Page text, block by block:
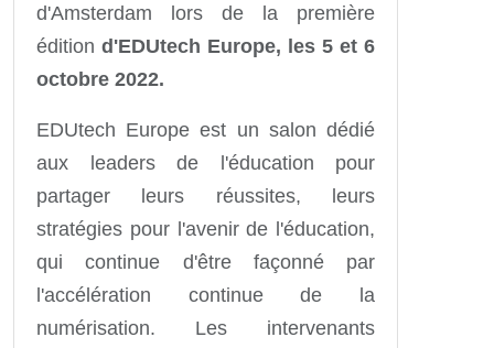
d'Amsterdam lors de la première
édition d'EDUtech Europe, les 5 et 6
octobre 2022.
EDUtech Europe est un salon dédié
aux leaders de l'éducation pour
partager leurs réussites, leurs
stratégies pour l'avenir de l'éducation,
qui continue d'être façonné par
l'accélération continue de la
numérisation. Les intervenants